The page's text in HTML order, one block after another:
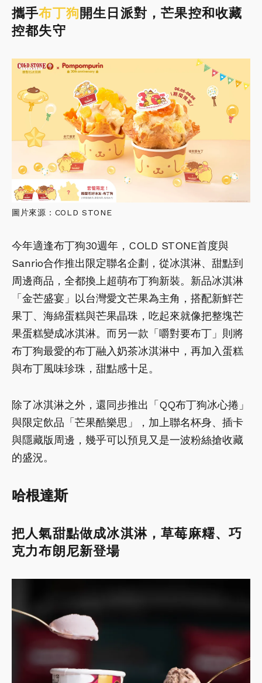
攜手布丁狗 開生日派對，芒果控和收藏
控都失守
圖片來源：COLD STONE
今年適逢布丁狗30週年，COLD STONE首度與
Sanrio合作推出限定聯名企劃，從冰淇淋、甜點到
周邊商品，全都換上超萌布丁狗新裝。新品冰淇淋
「金芒盛宴」以台灣愛文芒果為主角，搭配新鮮芒
果丁、海綿蛋糕與芒果晶珠，吃起來就像把整塊芒
果蛋糕變成冰淇淋。而另一款「嚼對要布丁」則將
布丁狗最愛的布丁融入奶茶冰淇淋中，再加入蛋糕
與布丁風味珍珠，甜點感十足。
除了冰淇淋之外，還同步推出「QQ布丁狗冰心捲」
與限定飲品「芒果酷樂思」，加上聯名杯身、插卡
與隱藏版周邊，幾乎可以預見又是一波粉絲搶收藏
的盛況。
哈根達斯
把人氣甜點做成冰淇淋，草莓麻糬、巧
克力布朗尼新登場